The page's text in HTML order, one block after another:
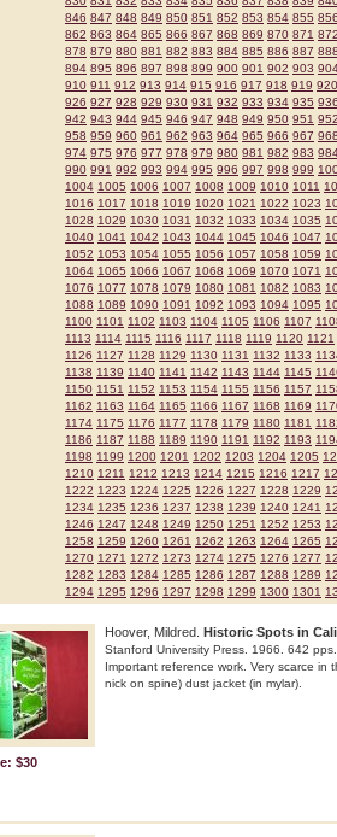
846 847 848 849 850 851 852 853 854 855 856
862 863 864 865 866 867 868 869 870 871 872
878 879 880 881 882 883 884 885 886 887 888
894 895 896 897 898 899 900 901 902 903
910 911 912 913 914 915 916 917 918 919 920
926 927 928 929 930 931 932 933 934 935 936
942 943 944 945 946 947 948 949 950 951 952
958 959 960 961 962 963 964 965 966 967 968
974 975 976 977 978 979 980 981 982 983
990 991 992 993 994 995 996 997 998 999
1004 1005 1006 1007 1008 1009 1010 1011
1016 1017 1018 1019 1020 1021 1022 1023
1028 1029 1030 1031 1032 1033 1034 1035
1040 1041 1042 1043 1044 1045 1046 1047
1052 1053 1054 1055 1056 1057 1058 1059
1064 1065 1066 1067 1068 1069 1070 1071
1076 1077 1078 1079 1080 1081 1082 1083
1088 1089 1090 1091 1092 1093 1094 1095
1100 1101 1102 1103 1104 1105 1106 1107
1113 1114 1115 1116 1117 1118 1119 1120 1121
1126 1127 1128 1129 1130 1131 1132 1133
1138 1139 1140 1141 1142 1143 1144 1145
1150 1151 1152 1153 1154 1155 1156 1157
1162 1163 1164 1165 1166 1167 1168 1169
1174 1175 1176 1177 1178 1179 1180 1181
1186 1187 1188 1189 1190 1191 1192 1193
1198 1199 1200 1201 1202 1203 1204 1205
1210 1211 1212 1213 1214 1215 1216 1217
1222 1223 1224 1225 1226 1227 1228 1229
1234 1235 1236 1237 1238 1239 1240 1241
1246 1247 1248 1249 1250 1251 1252 1253
1258 1259 1260 1261 1262 1263 1264 1265
1270 1271 1272 1273 1274 1275 1276 1277
1282 1283 1284 1285 1286 1287 1288 1289
1294 1295 1296 1297 1298 1299 1300 1301
Hoover, Mildred. Historic Spots in
Stanford University Press. 1966. 642
Important reference work. Very scarce in
nick on spine) dust jacket (in mylar).
$30